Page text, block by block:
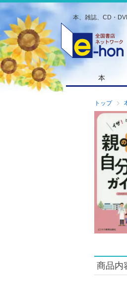
本、雑誌、CD・
本
トップ
商品内